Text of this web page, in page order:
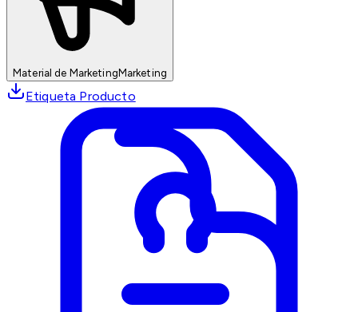
Material de MarketingMarketing
Etiqueta Producto